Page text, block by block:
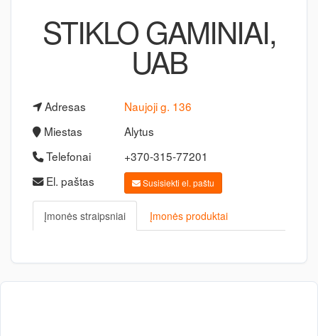
STIKLO GAMINIAI,
UAB
Adresas
Naujoji g. 136
Miestas
Alytus
Telefonai
+370-315-77201
El. paštas
Susisiekti el. paštu
Įmonės straipsniai Įmonės produktai